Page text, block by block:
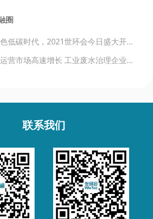
圈
上一篇: 拥抱绿色低碳时代，2021世环会今日盛大开幕！
下一篇: 第三方运营市场高速增长 工业废水治理企业应把握好三个关键
联系我们